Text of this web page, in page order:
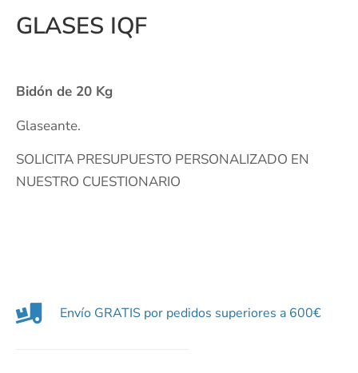
GLASES IQF
Bidón de 20 Kg
Glaseante.
SOLICITA PRESUPUESTO PERSONALIZADO EN
NUESTRO CUESTIONARIO
Envío GRATIS por pedidos superiores a 600€